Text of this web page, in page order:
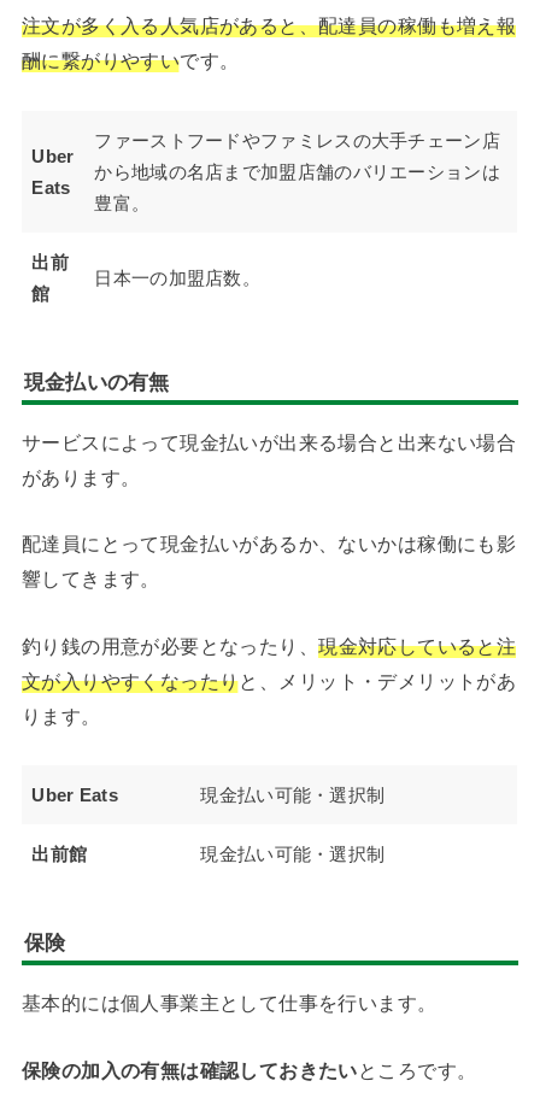
注文が多く入る人気店があると、配達員の稼働も増え報
酬に繋がりやすいです。
Uber
Eats
ファーストフードやファミレスの大手チェーン店
から地域の名店まで加盟店舗のバリエーションは
豊富。
出前
館
日本一の加盟店数。
現金払いの有無
サービスによって現金払いが出来る場合と出来ない場合
があります。
配達員にとって現金払いがあるか、ないかは稼働にも影
響してきます。
釣り銭の用意が必要となったり、現金対応していると注
文が入りやすくなったりと、メリット・デメリットがあ
ります。
Uber Eats 現金払い可能・選択制
出前館 現金払い可能・選択制
保険
基本的には個人事業主として仕事を行います。
保険の加入の有無は確認しておきたいところです。